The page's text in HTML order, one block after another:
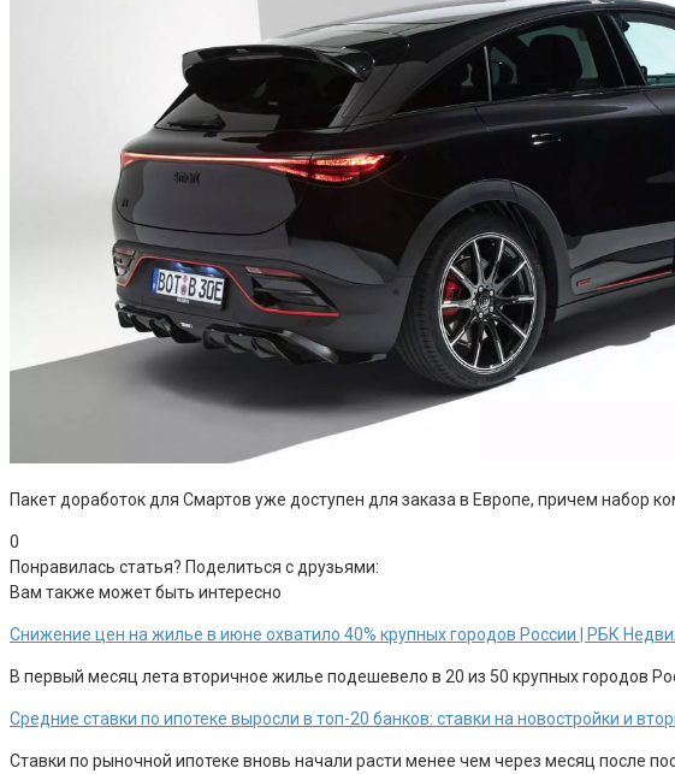
Пакет доработок для Смартов уже доступен для заказа в Европе, причем набор
0
Понравилась статья? Поделиться с друзьями:
Вам также может быть интересно
Снижение цен на жилье в июне охватило 40% крупных городов России | РБК
В первый месяц лета вторичное жилье подешевело в 20 из 50 крупных городов
Средние ставки по ипотеке выросли в топ-20 банков: ставки на новостройки и
Ставки по рыночной ипотеке вновь начали расти менее чем через месяц после